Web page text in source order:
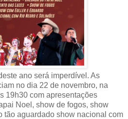
ano será imperdível. As
no dia 22 de novembro, na
19h30 com apresentações
Noel, show de fogos, show
tão aguardado show nacional com